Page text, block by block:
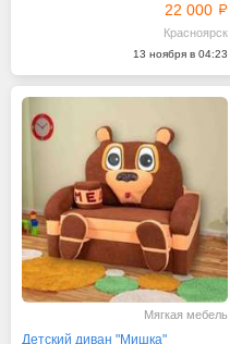
22 000
Красноярск
13 ноября в 04:23
Мягкая мебель
Детский диван "Мишка"